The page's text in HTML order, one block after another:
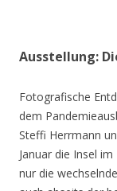
Ausstellung:
Fotografische
dem
Steffi Herrmann
Januar die Insel
nur die